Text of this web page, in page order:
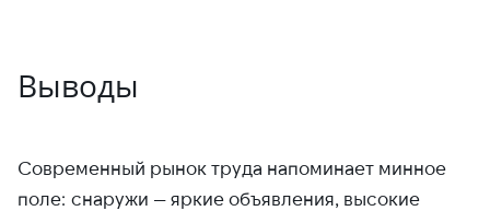
Выводы
Современный рынок труда напоминает минное
поле: снаружи — яркие объявления, высокие